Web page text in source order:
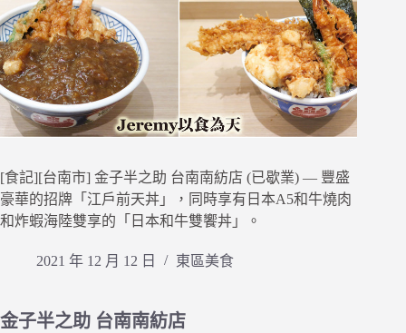
[食記][台南市] 金子半之助 台南南紡店 (已歇業) — 豐盛
豪華的招牌「江戶前天丼」，同時享有日本A5和牛燒肉
和炸蝦海陸雙享的「日本和牛雙饗丼」。
2021 年 12 月 12 日 東區美食
金子半之助 台南南紡店